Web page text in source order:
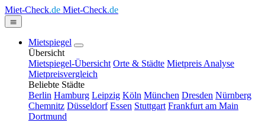
Miet-Check.de Miet-Check.de
Mietspiegel
Übersicht
Mietspiegel-Übersicht Orte & Städte Mietpreis Analyse
Mietpreisvergleich
Beliebte Städte
Berlin Hamburg Leipzig Köln München Dresden Nürnberg
Chemnitz Düsseldorf Essen Stuttgart Frankfurt am Main
Dortmund